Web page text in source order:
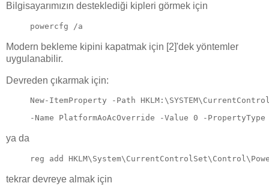
Bilgisayarımızın desteklediği kipleri görmek için
powercfg /a
Modern bekleme kipini kapatmak için [2]'dek yöntemler
uygulanabilir.
Devreden çıkarmak için:
New-ItemProperty -Path
-Name PlatformAoAcOverride -Value 0 -PropertyType
ya da
reg add
tekrar devreye almak için